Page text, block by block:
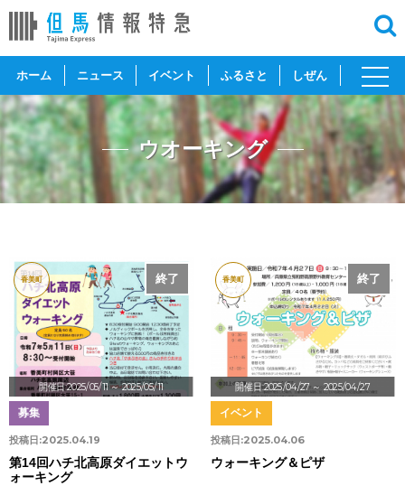
ホーム ニュース イベント ふるさと しぜん
toggle
ウオーキング
開催日:2025/05/11～ 2025/05/11
終了
香美町
投稿日:2025.04.19
募集
第14回ハチ北高原ダイエットウ
ォーキング
開催日:2025/04/27 ～ 2025/04/27
終了
香美町
投稿日:2025.04.06
イベント
ウォーキング＆ピザ